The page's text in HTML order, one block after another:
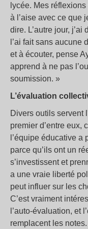
lycée. Mes
à l’aise avec ce que
dire. L’autre jour,
l’ai fait sans aucune
et à écouter, pense
apprend à ne pas
soumission. »
L’évaluation
Divers outils servent
premier d’entre eux,
l’équipe éducative a
parce qu’ils ont un
s’investissent et
a une vraie liberté
peut influer sur les
C’est vraiment
l’auto-évaluation, et
remplacent les